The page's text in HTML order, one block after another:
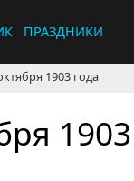
ПРАЗДНИКИ
1903 года